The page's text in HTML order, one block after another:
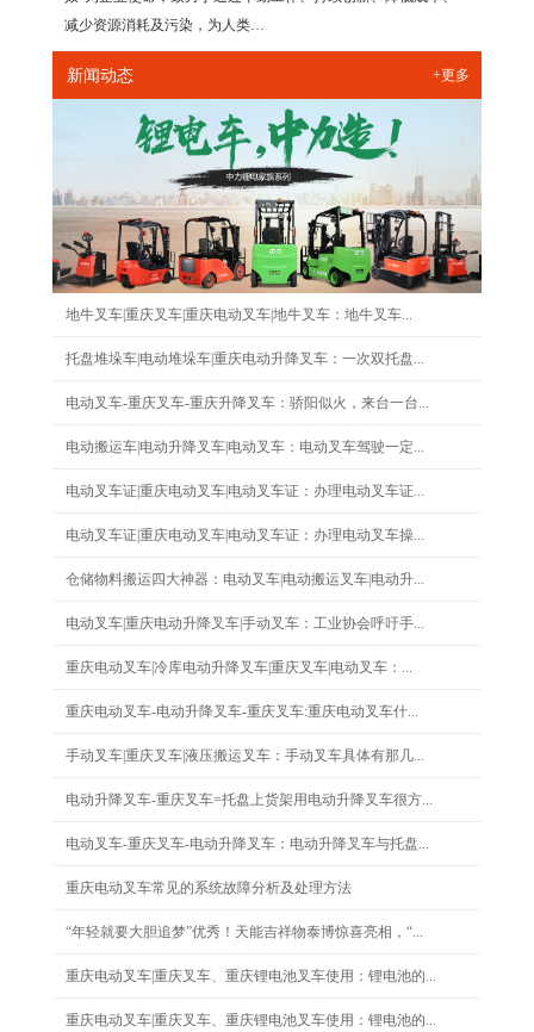
减少资源消耗及污染，为人类…
新闻动态 +更多
地牛叉车|重庆叉车|重庆电动叉车|地牛叉车：地牛叉车...
托盘堆垛车|电动堆垛车|重庆电动升降叉车：一次双托盘...
电动叉车-重庆叉车-重庆升降叉车：骄阳似火，来台一台...
电动搬运车|电动升降叉车|电动叉车：电动叉车驾驶一定...
电动叉车证|重庆电动叉车|电动叉车证：办理电动叉车证...
电动叉车证|重庆电动叉车|电动叉车证：办理电动叉车操...
仓储物料搬运四大神器：电动叉车|电动搬运叉车|电动升...
电动叉车|重庆电动升降叉车|手动叉车：工业协会呼吁手...
重庆电动叉车|冷库电动升降叉车|重庆叉车|电动叉车：...
重庆电动叉车-电动升降叉车-重庆叉车:重庆电动叉车什...
手动叉车|重庆叉车|液压搬运叉车：手动叉车具体有那几...
电动升降叉车-重庆叉车=托盘上货架用电动升降叉车很方...
电动叉车-重庆叉车-电动升降叉车：电动升降叉车与托盘...
重庆电动叉车常见的系统故障分析及处理方法
“年轻就要大胆追梦”优秀！天能吉祥物泰博惊喜亮相，“...
重庆电动叉车|重庆叉车、重庆锂电池叉车使用：锂电池的...
重庆电动叉车|重庆叉车、重庆锂电池叉车使用：锂电池的...